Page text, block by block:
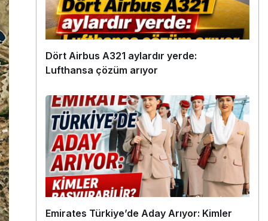
Dört Airbus A321 aylardır yerde:
Lufthansa çözüm arıyor
Emirates Türkiye’de Aday Arıyor: Kimler